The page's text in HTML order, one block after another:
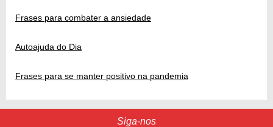
Frases para combater a ansiedade
Autoajuda do Dia
Frases para se manter positivo na pandemia
Siga-nos